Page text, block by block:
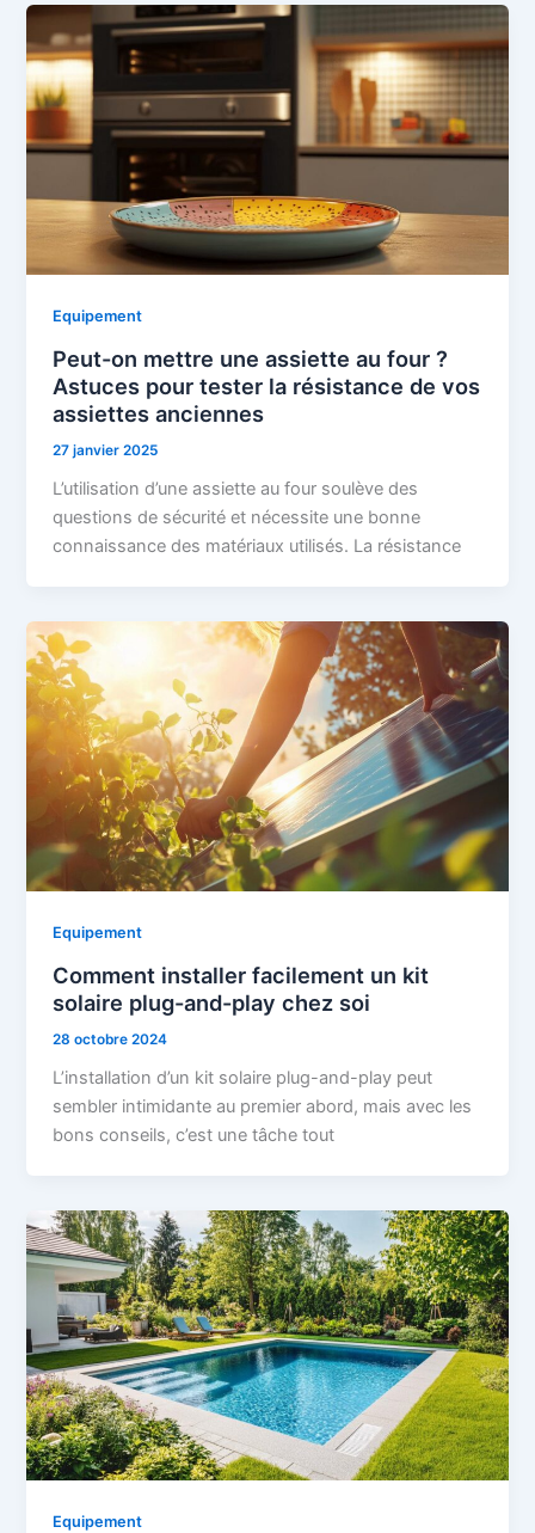
Equipement
Peut-on mettre une assiette au four ?
Astuces pour tester la résistance de vos
assiettes anciennes
27 janvier 2025
L’utilisation d’une assiette au four soulève des
questions de sécurité et nécessite une bonne
connaissance des matériaux utilisés. La résistance
Equipement
Comment installer facilement un kit
solaire plug-and-play chez soi
28 octobre 2024
L’installation d’un kit solaire plug-and-play peut
sembler intimidante au premier abord, mais avec les
bons conseils, c’est une tâche tout
Equipement